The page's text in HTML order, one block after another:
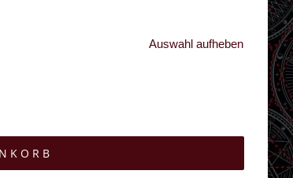
Auswahl aufheben